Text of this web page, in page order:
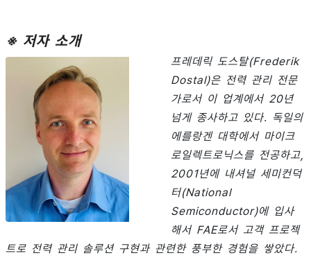
※ 저자 소개
프레데릭 도스탈(Frederik
Dostal)은 전력 관리 전문
가로서 이 업계에서 20년
넘게 종사하고 있다. 독일의
에를랑겐 대학에서 마이크
로일렉트로닉스를 전공하고,
2001년에 내셔널 세미컨덕
터(National
Semiconductor)에 입사
해서 FAE로서 고객 프로젝
트로 전력 관리 솔루션 구현과 관련한 풍부한 경험을 쌓았다.